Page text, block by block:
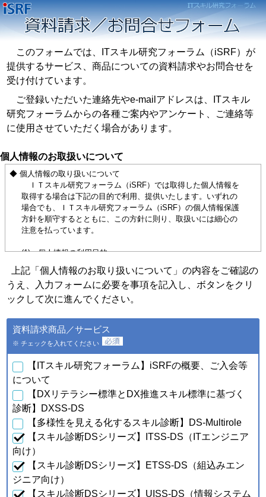
このフォームでは、ITスキル研究フォーラム（iSRF）が
提供するサービス、商品についての資料請求やお問合せを
受け付けています。
ご登録いただいた連絡先やe-mailアドレスは、ITスキル
研究フォーラムからの各種ご案内やアンケート、ご連絡等
に使用させていただく場合があります。
個人情報のお取扱いについて
◆ 個人情報の取り扱いについて
ＩＴスキル研究フォーラム（iSRF）では取得した個人情報を
取得する場合は下記の目的で利用、提供いたします。いずれの
場合でも、ＩＴスキル研究フォーラム（iSRF）の個人情報保護
方針を順守するとともに、この方針に則り、取扱いには細心の
注意を払っています。
(1) 個人情報の利用目的
個人情報の種類
利用目的
ａ．会員のお申し込みに伴
い取得した個人情報
・会員特典の提供およびご連
品・サービスの提供・改良
・提供している商品・サービ
スに関連した情報やアンケー
ｂ．資料請求・問合せに伴
い取得した個人情報
・資料請求、お問合せに対す
・ご購入・ご登録いただいた
商品・サービスの配送・提
供・代金回収のため
品・サービスの提供・改良
や、新たなサービスを開発す
・提供している商品・サービ
上記「個人情報のお取り扱いについて」の内容をご確認の
うえ、入力フォームに必要を事項を記入し、ボタンをクリ
ックして次に進んでください。
資料請求商品／サービス
※ チェックを入れてください
【ITスキル研究フォーラム】iSRFの概要、ご入会等
について
【DXリテラシー標準とDX推進スキル標準に基づく
診断】DXSS-DS
【多様性を見える化するスキル診断】DS-Multirole
【スキル診断DSシリーズ】ITSS-DS（ITエンジニア
向け）
【スキル診断DSシリーズ】ETSS-DS（組込みエン
ジニア向け）
【スキル診断DSシリーズ】UISS-DS（情報システム